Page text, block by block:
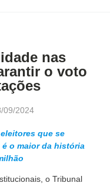
nas
o voto
09/2024
que se
o maior da história
o Tribunal